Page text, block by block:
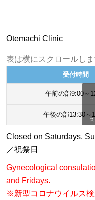
Otemachi Clinic
表は横にスクロールし
受付時間
午前の部9:00～
午後の部13:30～
Closed on Saturdays,
／祝祭日
Gynecological
and Fridays.
※新型コロナウイルス